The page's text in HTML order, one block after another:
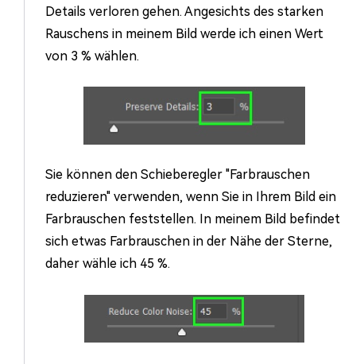
Details verloren gehen. Angesichts des starken
Rauschens in meinem Bild werde ich einen Wert
von 3 % wählen.
Sie können den Schieberegler "Farbrauschen
reduzieren" verwenden, wenn Sie in Ihrem Bild ein
Farbrauschen feststellen. In meinem Bild befindet
sich etwas Farbrauschen in der Nähe der Sterne,
daher wähle ich 45 %.